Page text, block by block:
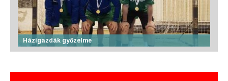
Házigazdák győzelme